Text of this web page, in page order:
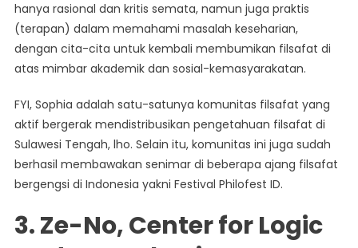
hanya rasional dan kritis semata, namun juga praktis
(terapan) dalam memahami masalah keseharian,
dengan cita-cita untuk kembali membumikan filsafat di
atas mimbar akademik dan sosial-kemasyarakatan.
FYI, Sophia adalah satu-satunya komunitas filsafat yang
aktif bergerak mendistribusikan pengetahuan filsafat di
Sulawesi Tengah, lho. Selain itu, komunitas ini juga sudah
berhasil membawakan senimar di beberapa ajang filsafat
bergengsi di Indonesia yakni Festival Philofest ID.
3. Ze-No, Center for Logic